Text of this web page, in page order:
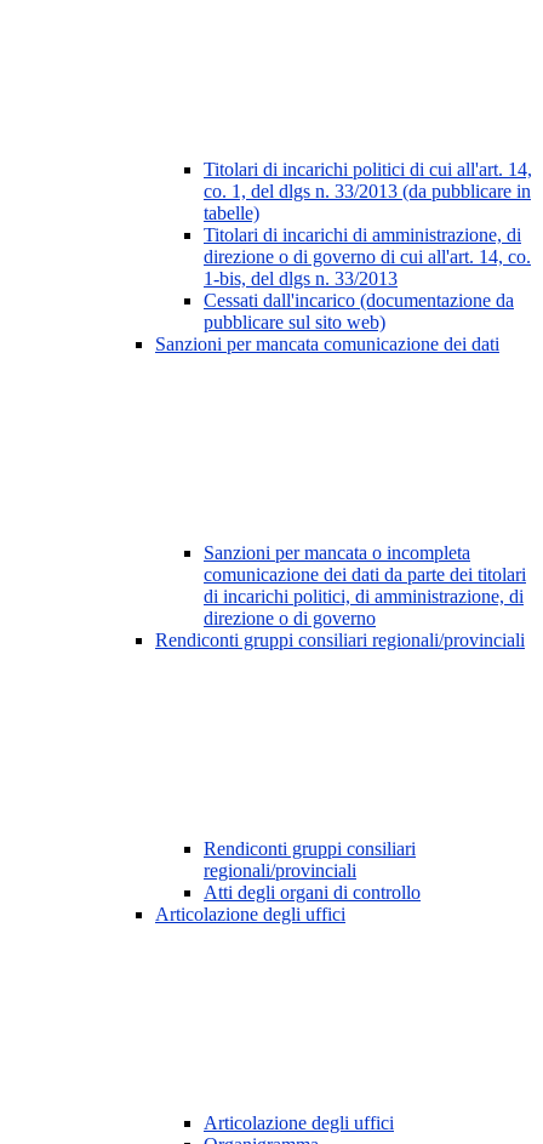
Titolari di incarichi politici di cui all'art. 14,
co. 1, del dlgs n. 33/2013 (da pubblicare in
tabelle)
Titolari di incarichi di amministrazione, di
direzione o di governo di cui all'art. 14, co.
1-bis, del dlgs n. 33/2013
Cessati dall'incarico (documentazione da
pubblicare sul sito web)
Sanzioni per mancata comunicazione dei dati
Sanzioni per mancata o incompleta
comunicazione dei dati da parte dei titolari
di incarichi politici, di amministrazione, di
direzione o di governo
Rendiconti gruppi consiliari regionali/provinciali
Rendiconti gruppi consiliari
regionali/provinciali
Atti degli organi di controllo
Articolazione degli uffici
Articolazione degli uffici